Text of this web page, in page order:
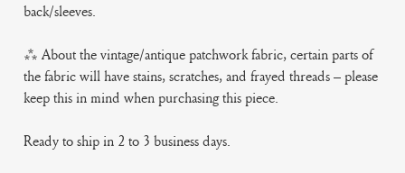
back/sleeves.
*** About the vintage/antique patchwork fabric, certain parts of
the fabric will have stains, scratches, and frayed threads – please
keep this in mind when purchasing this piece.
Ready to ship in 2 to 3 business days.